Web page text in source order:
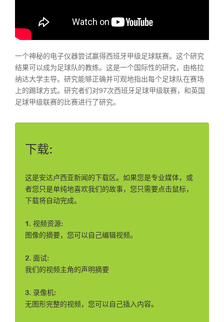
一个神秘的电子仪器尝试赢得西班牙甲级足球联赛。这个研究
结果可以成为足球队的教练。这是一个国际性的研究，由格拉
纳达大学主导。研究能够正确并可观地指出每个足球队在赛场
上的踢球方式。研究者们对97次西班牙足球甲级联赛，和英国
足球甲级联赛的比赛进行了研究。
下载:
这是安达卢西亚新闻的下载区。如果您是专业媒体，或
者您只是单纯地喜欢我们的故事，您只需要点击鼠标，
下载将自动完成。
1. 视频资源:
图像的摘要，您可以自己编辑视频。
2. 面试:
我们的视频主角的声明摘要
3. 录像机:
无图形完整的视频，您可以自己插入内容。